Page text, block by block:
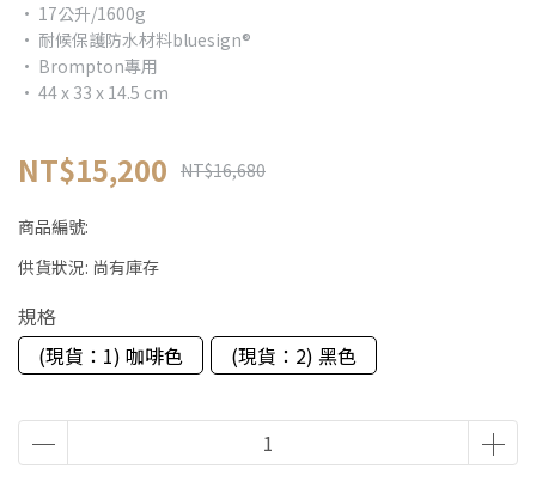
• 17公升/1600g
• 耐候保護防水材料bluesign®
• Brompton專用
• 44 x 33 x 14.5 cm
NT$15,200 NT$16,680
商品編號:
供貨狀況: 尚有庫存
規格
(現貨：1) 咖啡色
(現貨：2) 黑色